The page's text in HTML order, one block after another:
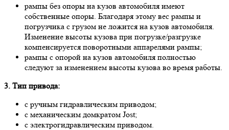
рампы без опоры на кузов автомобиля имеют
собственные опоры. Благодаря этому вес рампы и
погрузчика с грузом не ложится на кузов автомобиля.
Изменение высоты кузова при погрузке/разгрузке
компенсируется поворотными аппарелями рампы;
рампы с опорой на кузов автомобиля полностью
следуют за изменением высоты кузова во время работы.
3. Тип привода:
с ручным гидравлическим приводом;
с механическим домкратом Jost;
с электрогидравлическим приводом.